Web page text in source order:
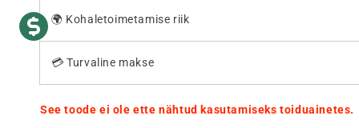
🌍 Kohaletoimetamise riik
💳 Turvaline makse
See toode ei ole ette nähtud kasutamiseks toiduainetes.